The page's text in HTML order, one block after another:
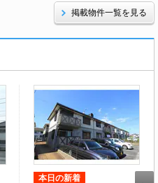
掲載物件一覧を見る
本日の新着